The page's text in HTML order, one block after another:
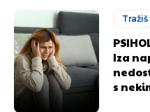
Tražiš
Iza
s